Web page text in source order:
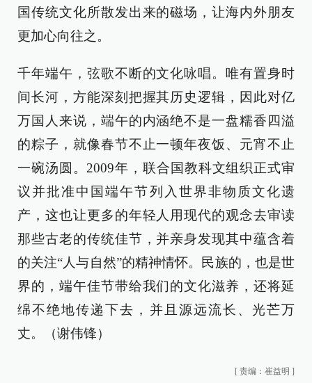
国传统文化所散发出来的磁场，让海内外朋友
更加心向往之。
千年端午，弦歌不断的文化咏唱。唯有置身时
间长河，方能深刻把握其历史逻辑，因此对亿
万国人来说，端午的内涵绝不是一盘糯香四溢
的粽子，就像春节不止一顿年夜饭、元宵不止
一碗汤圆。2009年，联合国教科文组织正式审
议并批准中国端午节列入世界非物质文化遗
产，这也让更多的年轻人用现代的观念去审读
那些古老的传统佳节，并亲身发现其中蕴含着
的关注“人与自然”的精神情怀。民族的，也是世
界的，端午佳节带给我们的文化滋养，还将延
绵不绝地传递下去，并且源远流长、光芒万
丈。（谢伟锋）
[ 责编：崔益明 ]